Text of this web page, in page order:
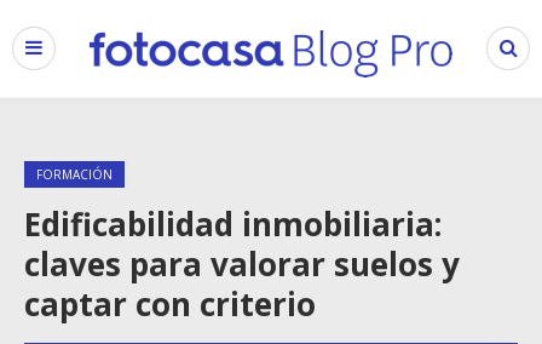
FORMACIÓN
Edificabilidad inmobiliaria:
claves para valorar suelos y
captar con criterio